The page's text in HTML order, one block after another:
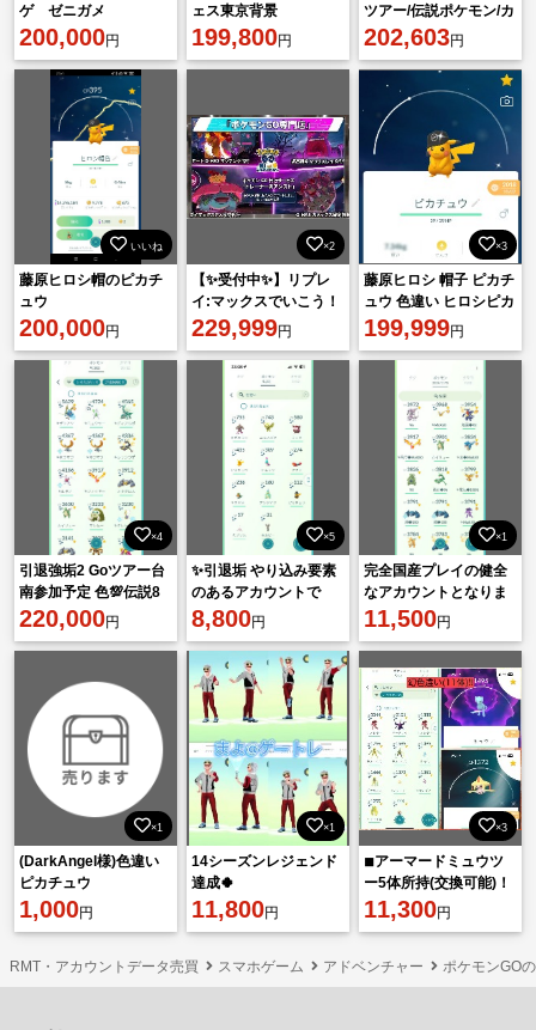
ゲ ゼニガメ
200,000円
ェス東京背景
199,800円
ツアー/伝説ポケモン/カ
ロスへの道）、キュレ
ム、カイオーガ
202,603円
いいね
藤原ヒロシ帽のピカチ
ュウ
200,000円
×2
【✨受付中✨】リプレ
イ:マックスでいこう！
229,999円
×3
藤原ヒロシ 帽子 ピカチ
ュウ 色違い ヒロシピカ
チュウ
199,999円
×4
引退強垢2 Goツアー台
南参加予定 色💯伝説8
体 伝説💯98体
220,000円
×5
✨引退垢 やり込み要素
のあるアカウントで
す！
8,800円
×1
完全国産プレイの健全
なアカウントとなりま
す。
11,500円
×1
(DarkAngel様)色違い
ピカチュウ
1,000円
×1
14シーズンレジェンド
達成🍀
11,800円
×3
◾︎アーマードミュウツ
ー5体所持(交換可能)！
◾︎APEXホウオウ、
APEXルギア所持(交換
11,300円
RMT・アカウントデータ売買 スマホゲーム アドベンチャー ポケモンGO